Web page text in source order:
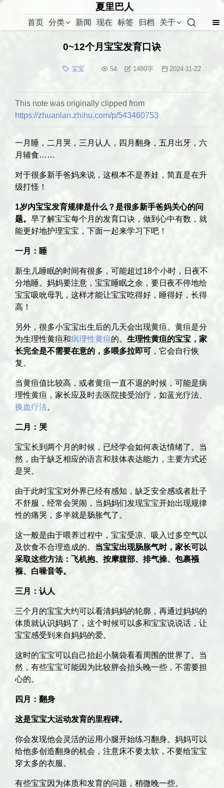
夏里巴人
首页 分类 新闻 现在 标签 归档 关于
0~12个月宝宝发育口诀
宝宝 54 1480字 2024-11-22
This note was originally clipped from
https://zhuanlan.zhihu.com/p/543460753
一月睡，二月哭，三月认人，四月翻身，五月出牙，六
月辅食……
对于很多新手爸妈来说，这根本不是养娃，简直是在升
级打怪！
1岁内宝宝发育规律是什么？是很多新手爸妈关心的问
题。 早了解宝宝每个月的发育口诀，做到心中有数，就
能更好地护理宝宝，下面一起来学习下吧！
一月：睡
新生儿睡眠的时间有很多，可能超过18个小时，日夜不
分地睡。妈妈要注意，宝宝睡眠之余，要日夜不停地给
宝宝吸吮母乳，这样才能让宝宝吃得好，睡得好，长得
高！
另外，很多小宝宝出生后的几天会出现黄疸。黄疸是分
为生理性黄疸和病理性黄疸的。 生理性黄疸的宝宝，家
长完全是不需要在意的，多喂多拉即可 ，它会自行恢
复。
当黄疸值比较高，或者黄疸一直不退的时候，可能是病
理性黄疸，家长应及时去医院接受治疗，如蓝光疗法、
换血疗法。
二月：哭
宝宝长到两个月的时候，已经学会如何表达情绪了。当
然，由于缺乏相应的语言和肢体表达能力，主要方式还
是哭。
由于此时宝宝对外界已经有感知，缺乏安全感或者肚子
不舒服，经常会哭闹，当妈妈们发现宝宝开始出现规律
性的痛哭，多半就是肠胀气了。
这一般是由于喂养过程中，宝宝受凉、吸入过多空气以
及饮食不合理造成的。 当宝宝出现肠胀气时，家长可以
采取这些方法：飞机抱、按摩腹部、排气操、包裹襁
褓、白噪音等。
三月：认人
三个月的宝宝大约可以看清妈妈的轮廓，再通过妈妈的
体质就认识妈妈了，这个时候可以多和宝宝说说话，让
宝宝感受到来自妈妈的爱。
这时的宝宝可以自己抬起小脑袋看看周围的世界了。当
然，有些宝宝可能因为比较胖会抬头晚一些，不需要担
心的。
四月：翻身
这是宝宝大运动发育的里程碑。
你会发现他会灵活的运用小腿开始练习翻身。妈妈可以
给他多创造翻身的机会，注意床不要太软，不要给宝宝
穿太多的衣服。
有些宝宝因为体质和发育的问题，稍微晚一些。